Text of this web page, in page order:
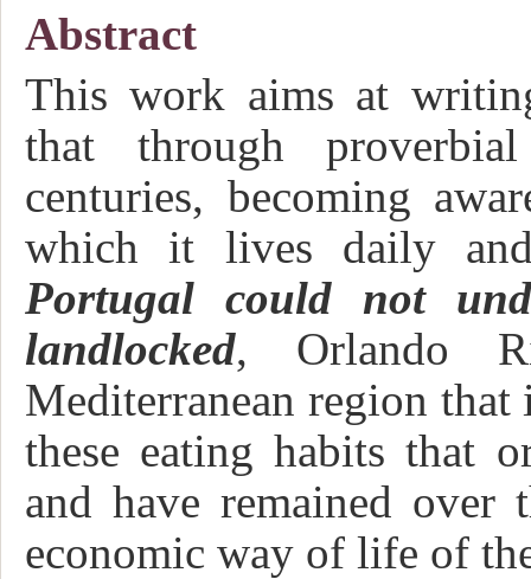
Abstract
This work aims at
that through
centuries, becoming
which it lives daily
Portugal could not
landlocked, Orlando
Mediterranean region
these eating habits that
and have remained over
economic way of life of